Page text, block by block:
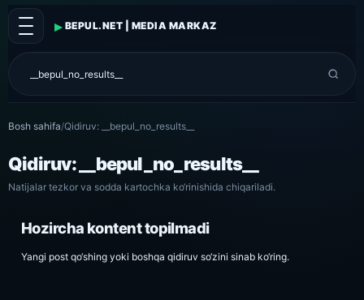
▸ BEPUL.NET | MEDIA MARKAZ
Bosh sahifa/Qidiruv: __bepul_no_results__
Qidiruv: __bepul_no_results__
Natijalar tezkor va sodda kartochka ko‘rinishida chiqariladi.
Hozircha kontent topilmadi
Yangi post qo‘shing yoki boshqa qidiruv so‘zini sinab ko‘ring.